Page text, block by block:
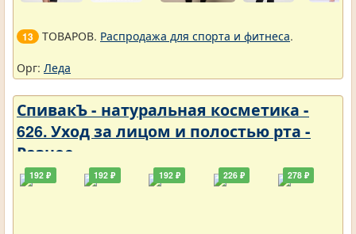
13 ТОВАРОВ. Распродажа для спорта и фитнеса.
Орг: Леда
СпивакЪ - натуральная косметика -
626. Уход за лицом и полостью рта -
Разное
192 ₽ 192 ₽ 192 ₽ 226 ₽ 278 ₽